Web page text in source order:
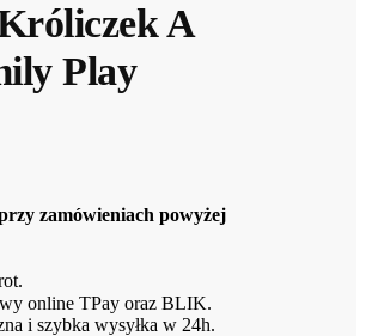
A
Play
zamówieniach powyżej
online TPay oraz BLIK.
i szybka wysyłka w 24h.